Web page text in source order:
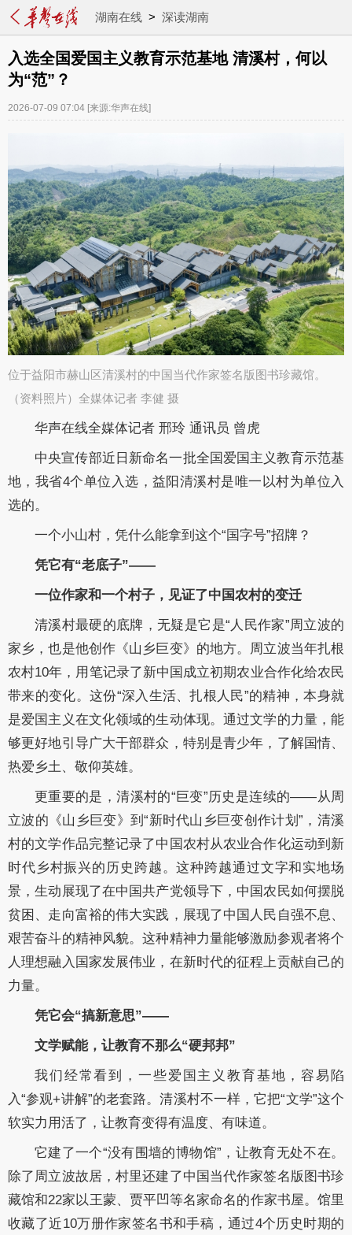
湖南在线> 深读湖南
入选全国爱国主义教育示范基地 清溪村，何以
为“范”？
2026-07-09 07:04 [来源:华声在线]
位于益阳市赫山区清溪村的中国当代作家签名版图书珍藏馆。
（资料照片）全媒体记者 李健 摄​
华声在线全媒体记者 邢玲 通讯员 曾虎
中央宣传部近日新命名一批全国爱国主义教育示范基
地，我省4个单位入选，益阳清溪村是唯一以村为单位入
选的。
一个小山村，凭什么能拿到这个“国字号”招牌？
凭它有“老底子”——
一位作家和一个村子，见证了中国农村的变迁
清溪村最硬的底牌，无疑是它是“人民作家”周立波的
家乡，也是他创作《山乡巨变》的地方。周立波当年扎根
农村10年，用笔记录了新中国成立初期农业合作化给农民
带来的变化。这份“深入生活、扎根人民”的精神，本身就
是爱国主义在文化领域的生动体现。通过文学的力量，能
够更好地引导广大干部群众，特别是青少年，了解国情、
热爱乡土、敬仰英雄。
更重要的是，清溪村的“巨变”历史是连续的——从周
立波的《山乡巨变》到“新时代山乡巨变创作计划”，清溪
村的文学作品完整记录了中国农村从农业合作化运动到新
时代乡村振兴的历史跨越。这种跨越通过文字和实地场
景，生动展现了在中国共产党领导下，中国农民如何摆脱
贫困、走向富裕的伟大实践，展现了中国人民自强不息、
艰苦奋斗的精神风貌。这种精神力量能够激励参观者将个
人理想融入国家发展伟业，在新时代的征程上贡献自己的
力量。
凭它会“搞新意思”——
文学赋能，让教育不那么“硬邦邦”
我们经常看到，一些爱国主义教育基地，容易陷
入“参观+讲解”的老套路。清溪村不一样，它把“文学”这个
软实力用活了，让教育变得有温度、有味道。
它建了一个“没有围墙的博物馆”，让教育无处不在。
除了周立波故居，村里还建了中国当代作家签名版图书珍
藏馆和22家以王蒙、贾平凹等名家命名的作家书屋。馆里
收藏了近10万册作家签名书和手稿，通过4个历史时期的